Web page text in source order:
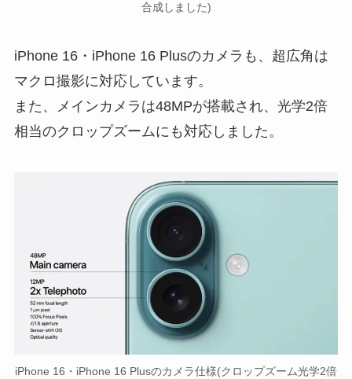
合成しました)
iPhone 16・iPhone 16 Plusのカメラも、超広角は
マクロ撮影に対応しています。
また、メインカメラは48MPが搭載され、光学2倍
相当のクロップズームにも対応しました。
iPhone 16・iPhone 16 Plusのカメラ仕様(クロップズーム光学2倍